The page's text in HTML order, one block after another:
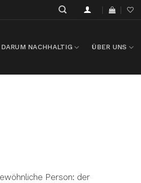
DARUM NACHHALTIG ÜBER UNS
Person: der